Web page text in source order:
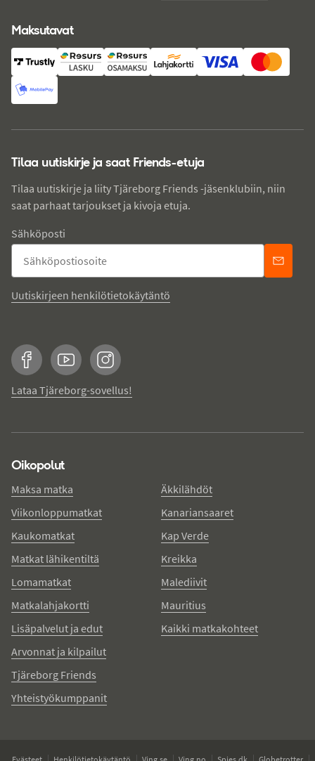
Maksutavat
Tilaa uutiskirje ja saat Friends-etuja
Tilaa uutiskirje ja liity Tjäreborg Friends -jäsenklubiin, niin
saat parhaat tarjoukset ja kivoja etuja.
Sähköposti
Uutiskirjeen henkilötietokäytäntö
FacebookYouTubeInstagram
Lataa Tjäreborg-sovellus!
Oikopolut
Maksa matka
Viikonloppumatkat
Kaukomatkat
Matkat lähikentiltä
Lomamatkat
Matkalahjakortti
Lisäpalvelut ja edut
Arvonnat ja kilpailut
Tjäreborg Friends
Yhteistyökumppanit
Äkkilähdöt
Kanariansaaret
Kap Verde
Kreikka
Malediivit
Mauritius
Kaikki matkakohteet